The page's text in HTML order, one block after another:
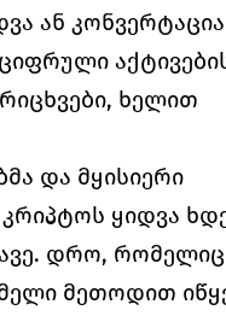
ან
ხელით
და მყისიერი
ყიდვა
დრო, რომელიც
მეთოდით